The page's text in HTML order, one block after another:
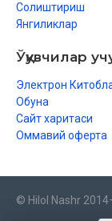
Солиштириш
Янгиликлар
Ўқувчилар
Электрон
Обуна
Сайт харитаси
Оммавий оферта
© Hilol Nashr